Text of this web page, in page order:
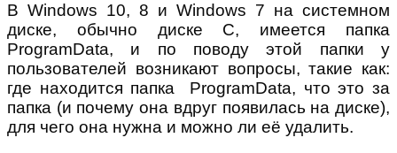
В Windows 10, 8 и Windows 7 на системном
диске, обычно диске C, имеется папка
ProgramData, и по поводу этой папки у
пользователей возникают вопросы, такие как:
где находится папка ProgramData, что это за
папка (и почему она вдруг появилась на диске),
для чего она нужна и можно ли её удалить.